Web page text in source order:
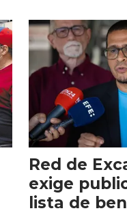
Red de
exige
lista de